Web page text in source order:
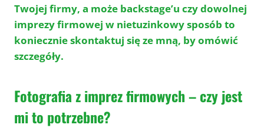
Twojej firmy, a może backstage’u czy dowolnej
imprezy firmowej w nietuzinkowy sposób to
koniecznie skontaktuj się ze mną, by omówić
szczegóły.
Fotografia z imprez firmowych – czy jest
mi to potrzebne?